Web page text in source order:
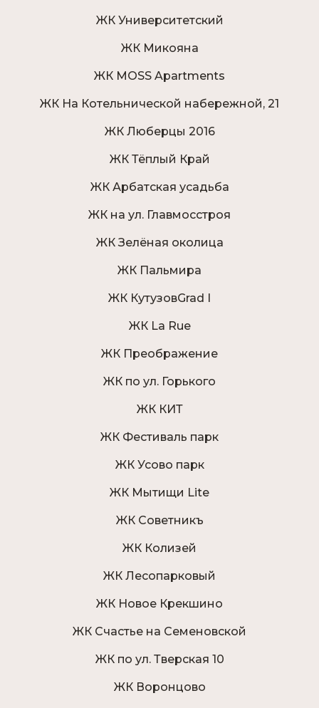
ЖК Университетский
ЖК Микояна
ЖК MOSS Apartments
ЖК На Котельнической набережной, 21
ЖК Люберцы 2016
ЖК Тёплый Край
ЖК Арбатская усадьба
ЖК на ул. Главмосстроя
ЖК Зелёная околица
ЖК Пальмира
ЖК КутузовGrad I
ЖК La Rue
ЖК Преображение
ЖК по ул. Горького
ЖК КИТ
ЖК Фестиваль парк
ЖК Усово парк
ЖК Мытищи Lite
ЖК Советникъ
ЖК Колизей
ЖК Лесопарковый
ЖК Новое Крекшино
ЖК Счастье на Семеновской
ЖК по ул. Тверская 10
ЖК Воронцово